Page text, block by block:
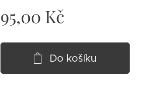
95,00 Kč
Do košíku